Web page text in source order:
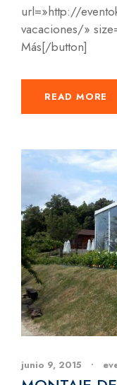
url=»http://
vacaciones/»
Más[/button]
READ MORE
junio 9, 2015 •